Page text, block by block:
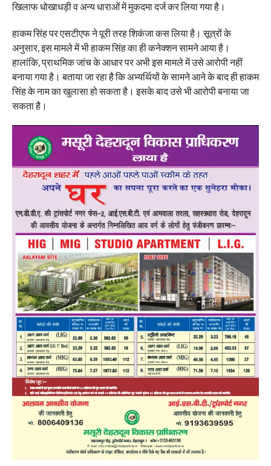
खिलाफ धोखाधड़ी व अन्य धाराओं में मुकदमा दर्ज कर लिया गया है।
हाकम सिंह पर एसटीएफ ने पूरी तरह शिकंजा कस लिया है। सूत्रों के
अनुसार, इस मामले में भी हाकम सिंह का ही कनेक्शन सामने आया है।
हालांकि, प्राथमिक जांच के आधार पर अभी इस मामले में उसे आरोपी नहीं
बनाया गया है। बताया जा रहा है कि अभ्यर्थियों के सामने आने के बाद ही हाकम
सिंह के नाम का खुलासा हो सकता है। इसके बाद उसे भी आरोपी बनाया जा
सकता है।